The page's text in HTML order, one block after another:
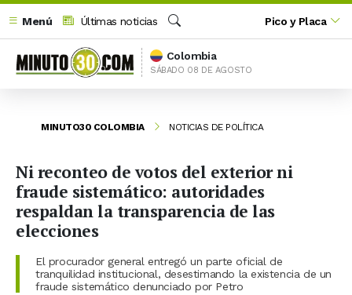
Menú
Últimas noticias
Buscar
Pico y Placa
Colombia
SÁBADO 08 DE AGOSTO
MINUTO30 COLOMBIA NOTICIAS DE POLÍTICA
Ni reconteo de votos del exterior ni
fraude sistemático: autoridades
respaldan la transparencia de las
elecciones
El procurador general entregó un parte oficial de
tranquilidad institucional, desestimando la existencia de un
fraude sistemático denunciado por Petro